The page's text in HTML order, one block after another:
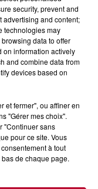
WEEK-END
sélection des
Que vous ayez
security, prevent and
advertising and content;
technologies may
data to offer
on information actively
and combine data from
devices based on
et fermer", ou affiner en
"Gérer mes choix".
"Continuer sans
pour ce site. Vous
à tout
de chaque page.